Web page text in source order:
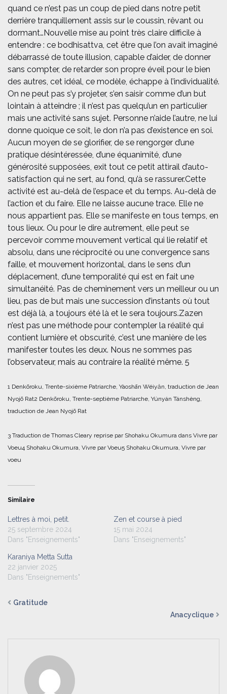
quand ce n’est pas un coup de pied dans notre petit
derrière tranquillement assis sur le coussin, rêvant ou
dormant… Nouvelle mise au point très claire difficile à
entendre : ce bodhisattva, cet être que l’on avait imaginé
débarrassé de toute illusion, capable d’aider, de donner
sans compter, de retarder son propre éveil pour le bien
des autres, cet idéal, ce modèle, échappe à l’individualité.
On ne peut pas s’y projeter, s’en saisir comme d’un but
lointain à atteindre ; il n’est pas quelqu’un en particulier
mais une activité sans sujet. Personne n’aide l’autre, ne lui
donne quoique ce soit, le don n’a pas d’existence en soi.
Aucun moyen de se glorifier, de se rengorger d’une
pratique désintéressée, d’une équanimité, d’une
générosité supposées, exit tout ce petit attirail d’auto-
satisfaction qui ne sert, au fond, qu’à se rassurer.Cette
activité est au-delà de l’espace et du temps. Au-delà de
l’action et du faire. Elle ne laisse aucune trace. Elle ne
nous appartient pas. Elle se manifeste en tous temps, en
tous lieux. Ou pour le dire autrement, elle peut se
percevoir comme mouvement vertical qui lie relatif et
absolu, dans une réciprocité ou une convergence sans
faille, et mouvement horizontal, dans le sens d’un
déplacement, d’une temporalité qui est en fait une
simultanéité. Pas de cheminement vers un meilleur ou un
lieu, pas de but mais une succession d’instants où tout
est déjà là, a toujours été là et le sera toujours.Zazen
n’est pas une méthode pour contempler la réalité qui
contient lumière et obscurité, c’est une manière de les
manifester toutes les deux. Nous ne sommes pas
l’observateur, mais au contraire la réalité même. 5
1 Denkōroku, Trente-sixième Patriarche, Yàoshān Wéiyăn, traduction de Jean
Nyojō Rat2 Denkōroku, Trente-septième Patriarche, Yúnyán Tánshèng,
traduction de Jean Nyojō Rat
3 Traduction de Thomas Cleary reprise par Shohaku Okumura dans Vivre par
Voeu4 Shohaku Okumura, Vivre par Voeu5 Shohaku Okumura, Vivre par
voeu
Similaire
Lettres à moi, petit.
25 septembre 2024
Dans "Enseignements"
Zen et course à pied
15 mai 2024
Dans "Enseignements"
Karaniya Metta Sutta
22 janvier 2025
Dans "Enseignements"
Gratitude
Anacyclique